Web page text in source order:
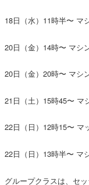
18日（水）11時半〜 マ
20日（金）14時〜 マシ
20日（金）20時〜 マシ
21日（土）15時45〜 マ
22日（日）12時15〜 マ
22日（日）13時半〜 マ
グループクラスは、セ